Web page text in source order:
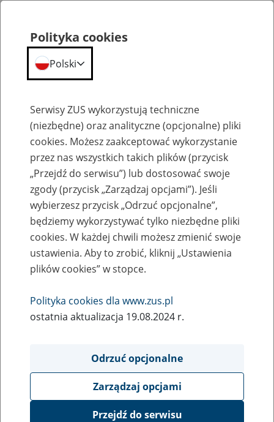
Szkolenia
Zaproś ZUS do siebie - zakładanie profili
eZUS w siedzibie Twojej firmy
Rodzaj wydarzenia
Szkolenia
Obszar merytoryczny
obsługa klientów
Opis wydarzenia
Polityka cookies
Polski
Serwisy ZUS wykorzystują techniczne
(niezbędne) oraz analityczne (opcjonalne) pliki
cookies. Możesz zaakceptować wykorzystanie
przez nas wszystkich takich plików (przycisk
„Przejdź do serwisu”) lub dostosować swoje
zgody (przycisk „Zarządzaj opcjami”). Jeśli
wybierzesz przycisk „Odrzuć opcjonalne”,
będziemy wykorzystywać tylko niezbędne pliki
cookies. W każdej chwili możesz zmienić swoje
ustawienia. Aby to zrobić, kliknij „Ustawienia
plików cookies” w stopce.
Polityka cookies dla www.zus.pl
ostatnia aktualizacja 19.08.2024 r.
Odrzuć opcjonalne
Zarządzaj opcjami
Przejdź do serwisu